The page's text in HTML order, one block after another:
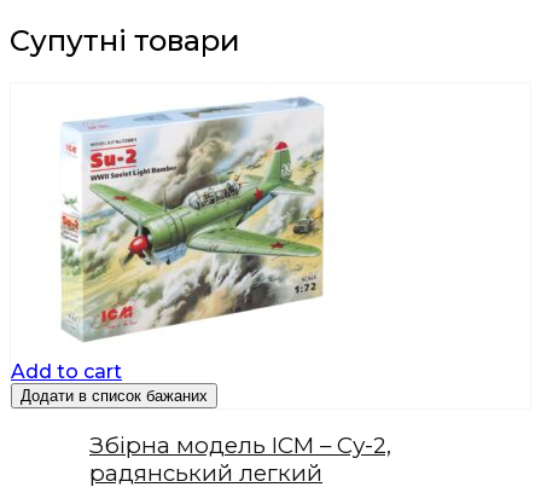
Супутні товари
Add to cart
Додати в список бажаних
Збірна модель ICM – Су-2,
радянський легкий